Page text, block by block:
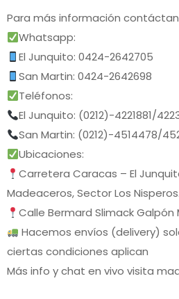
Para más información
Whatsapp:
El Junquito: 0424-2642705
San Martin: 0424-2642698
Teléfonos:
El Junquito: (0212)-4221881/
San Martin: (0212)-4514478/
Ubicaciones:
Carretera Caracas – El
Madeaceros, Sector Los Nisperos.
Calle Bermard Slimack
Hacemos envíos (delivery)
ciertas condiciones aplican
Más info y chat en vivo visita